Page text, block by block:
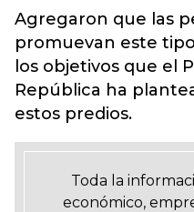
Agregaron que las
promuevan este
los objetivos que el
República ha
estos predios.
Toda la
económico,